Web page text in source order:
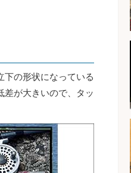
下の形状になっている
差が大きいので、タッ